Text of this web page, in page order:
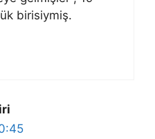
birisiymiş.